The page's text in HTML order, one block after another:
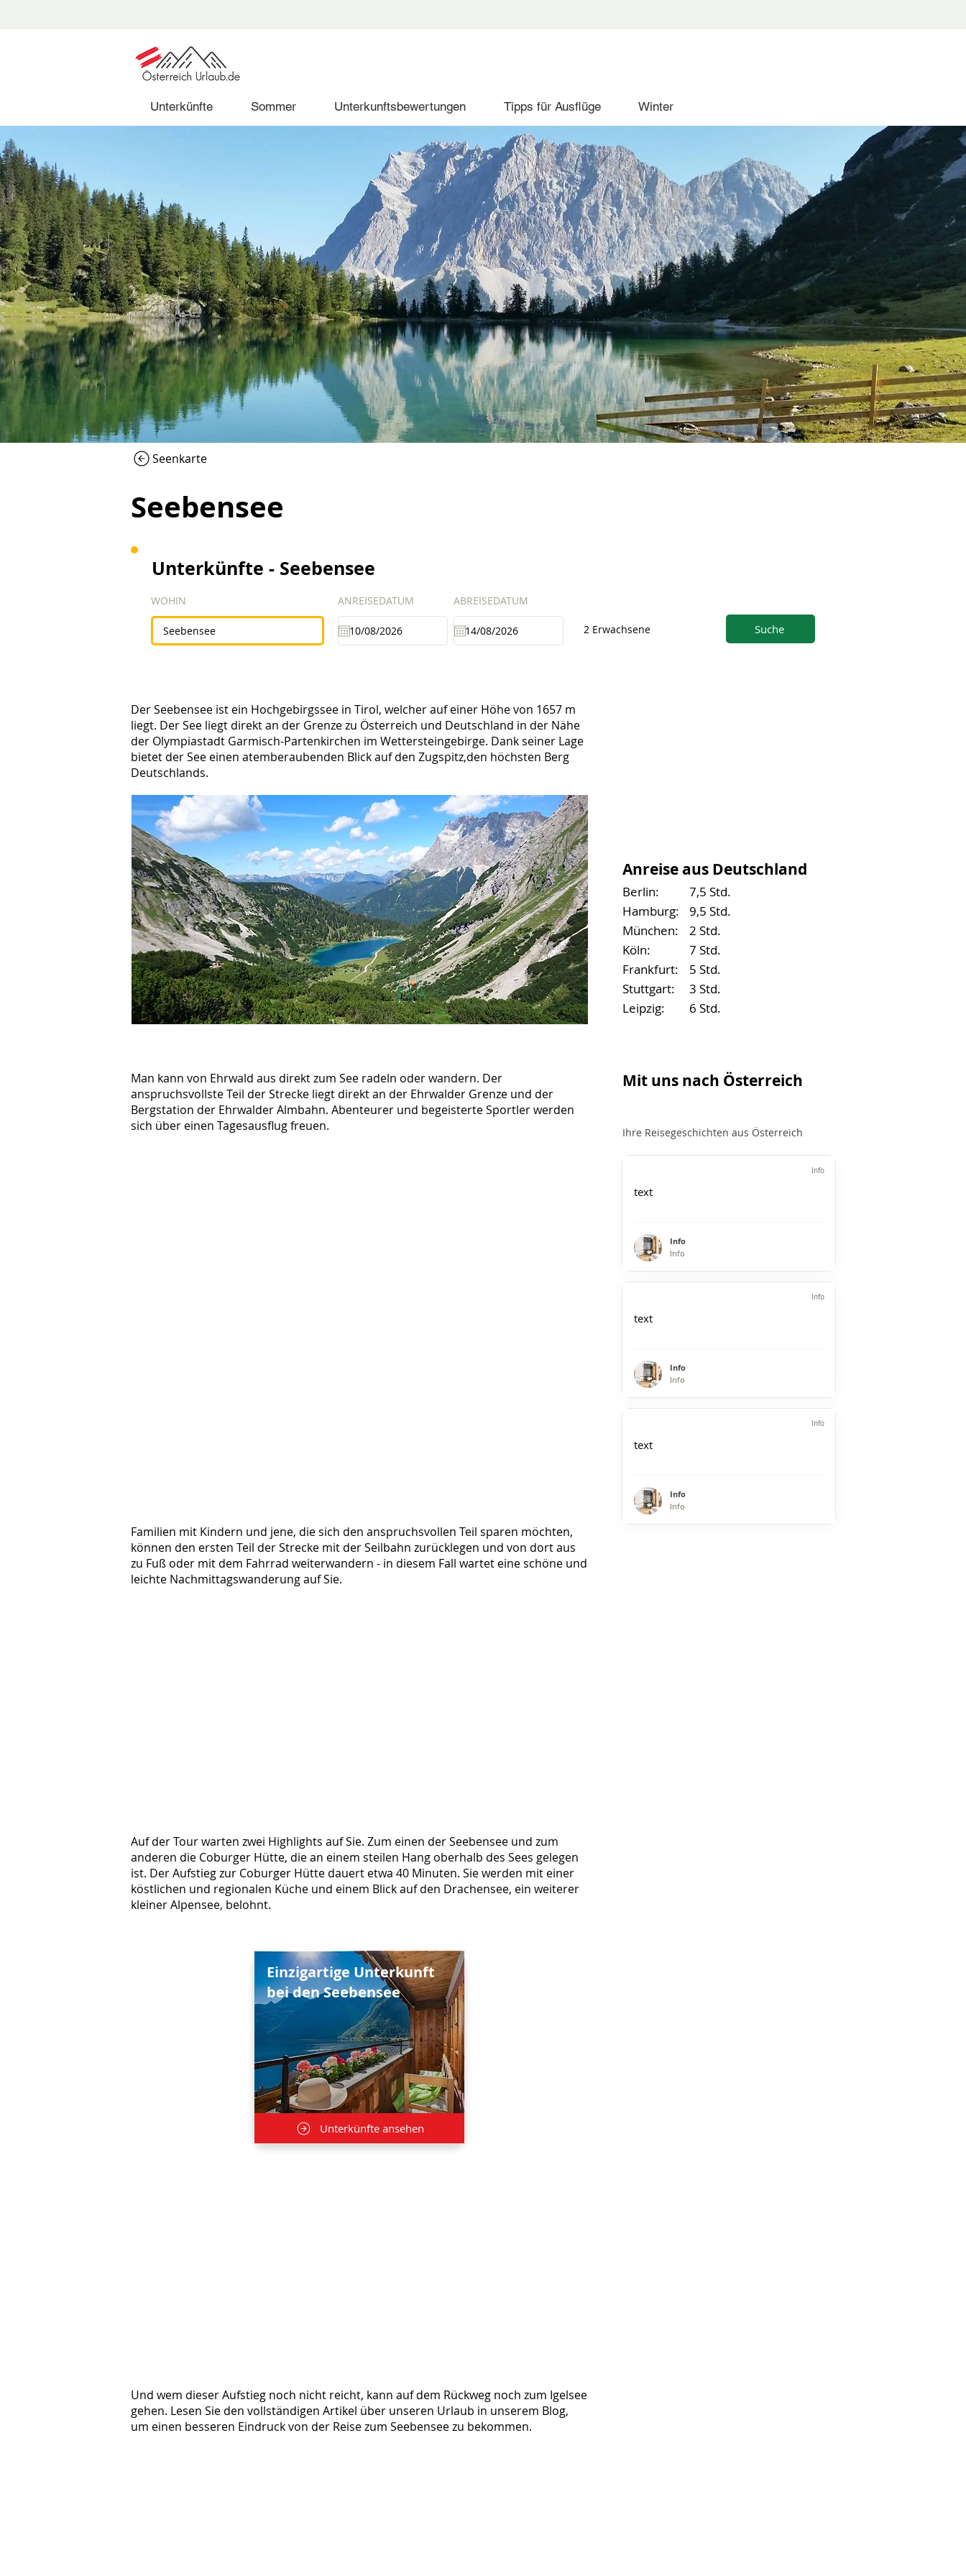
Unterkünfte Sommer Unterkunftsbewertungen Tipps für Ausflüge Winter
Seenkarte
Seebensee
Unterkünfte - Seebensee
WOHIN ANREISEDATUM ABREISEDATUM
2 Erwachsene Suche
Der Seebensee ist ein Hochgebirgssee in Tirol, welcher auf einer Höhe von 1657 m
liegt. Der See liegt direkt an der Grenze zu Österreich und Deutschland in der Nähe
der Olympiastadt Garmisch-Partenkirchen im Wettersteingebirge. Dank seiner Lage
bietet der See einen atemberaubenden Blick auf den Zugspitz,den höchsten Berg
Deutschlands.
Anreise aus Deutschland
Berlin:
7,5 Std.
Hamburg:
9,5 Std.
München:
2 Std.
Köln:
7 Std.
Frankfurt:
5 Std.
Stuttgart:
3 Std.
Leipzig:
6 Std.
Man kann von Ehrwald aus direkt zum See radeln oder wandern. Der
anspruchsvollste Teil der Strecke liegt direkt an der Ehrwalder Grenze und der
Bergstation der Ehrwalder Almbahn. Abenteurer und begeisterte Sportler werden
sich über einen Tagesausflug freuen.
Mit uns nach Österreich
Ihre Reisegeschichten aus Österreich
Info
text
Info
Info
Info
text
Info
Info
Info
text
Info
Info
Familien mit Kindern und jene, die sich den anspruchsvollen Teil sparen möchten,
können den ersten Teil der Strecke mit der Seilbahn zurücklegen und von dort aus
zu Fuß oder mit dem Fahrrad weiterwandern - in diesem Fall wartet eine schöne und
leichte Nachmittagswanderung auf Sie.
Auf der Tour warten zwei Highlights auf Sie. Zum einen der Seebensee und zum
anderen die Coburger Hütte, die an einem steilen Hang oberhalb des Sees gelegen
ist. Der Aufstieg zur Coburger Hütte dauert etwa 40 Minuten. Sie werden mit einer
köstlichen und regionalen Küche und einem Blick auf den Drachensee, ein weiterer
kleiner Alpensee, belohnt.
Einzigartige Unterkunft
bei den Seebensee
Unterkünfte ansehen
Und wem dieser Aufstieg noch nicht reicht, kann auf dem Rückweg noch zum Igelsee
gehen. Lesen Sie den vollständigen Artikel über unseren Urlaub in unserem Blog,
um einen besseren Eindruck von der Reise zum Seebensee zu bekommen.